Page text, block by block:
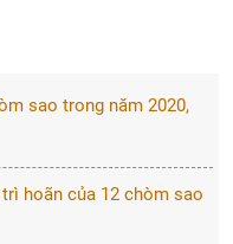
sao trong năm 2020,
hoãn của 12 chòm sao